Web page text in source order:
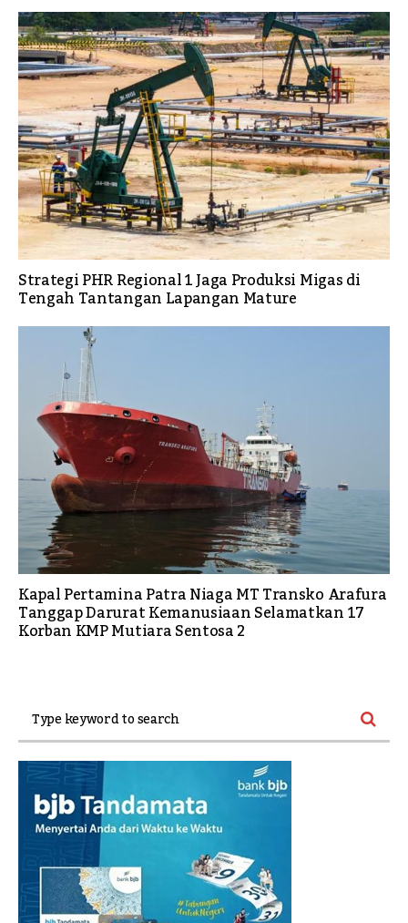
Strategi PHR Regional 1 Jaga Produksi Migas di
Tengah Tantangan Lapangan Mature
Kapal Pertamina Patra Niaga MT Transko Arafura
Tanggap Darurat Kemanusiaan Selamatkan 17
Korban KMP Mutiara Sentosa 2